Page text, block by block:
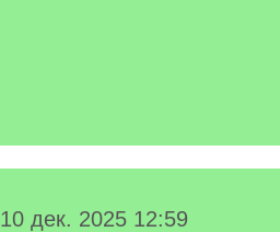
10 дек. 2025 12:59